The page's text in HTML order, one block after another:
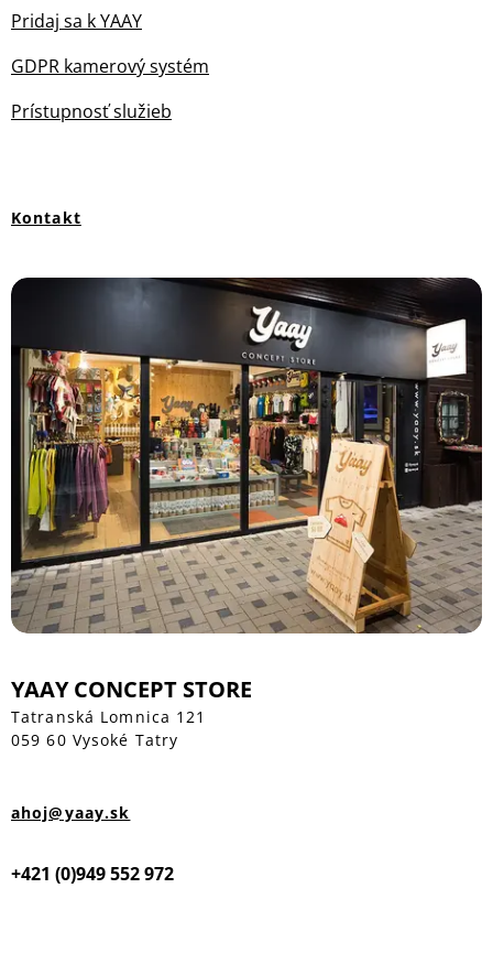
Pridaj sa k YAAY
GDPR kamerový systém
Prístupnosť služieb
Kontakt
YAAY CONCEPT STORE
Tatranská Lomnica 121
059 60 Vysoké Tatry
ahoj@yaay.sk
+421 (0)949 552 972